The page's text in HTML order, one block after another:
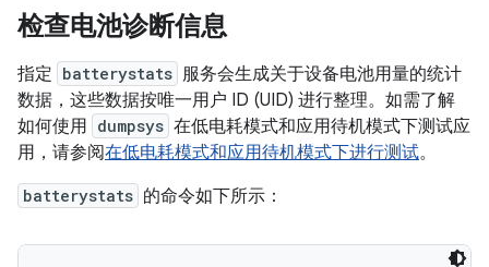
检查电池诊断信息
指定 batterystats 服务会生成关于设备电池用量的统计
数据，这些数据按唯一用户 ID (UID) 进行整理。如需了解
如何使用 dumpsys 在低电耗模式和应用待机模式下测试应
用，请参阅在低电耗模式和应用待机模式下进行测试。
batterystats 的命令如下所示：